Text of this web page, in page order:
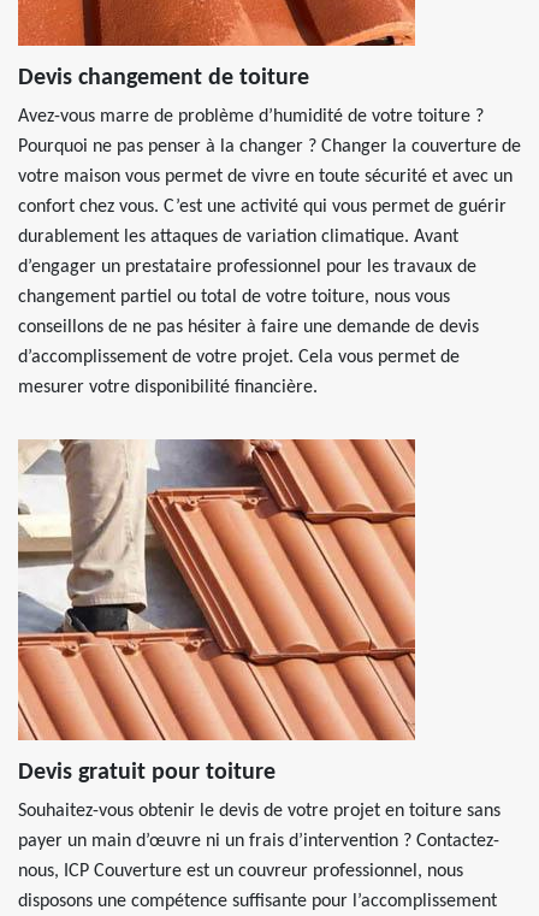
Devis changement de toiture
Avez-vous marre de problème d’humidité de votre toiture ?
Pourquoi ne pas penser à la changer ? Changer la couverture de
votre maison vous permet de vivre en toute sécurité et avec un
confort chez vous. C’est une activité qui vous permet de guérir
durablement les attaques de variation climatique. Avant
d’engager un prestataire professionnel pour les travaux de
changement partiel ou total de votre toiture, nous vous
conseillons de ne pas hésiter à faire une demande de devis
d’accomplissement de votre projet. Cela vous permet de
mesurer votre disponibilité financière.
Devis gratuit pour toiture
Souhaitez-vous obtenir le devis de votre projet en toiture sans
payer un main d’œuvre ni un frais d’intervention ? Contactez-
nous, ICP Couverture est un couvreur professionnel, nous
disposons une compétence suffisante pour l’accomplissement